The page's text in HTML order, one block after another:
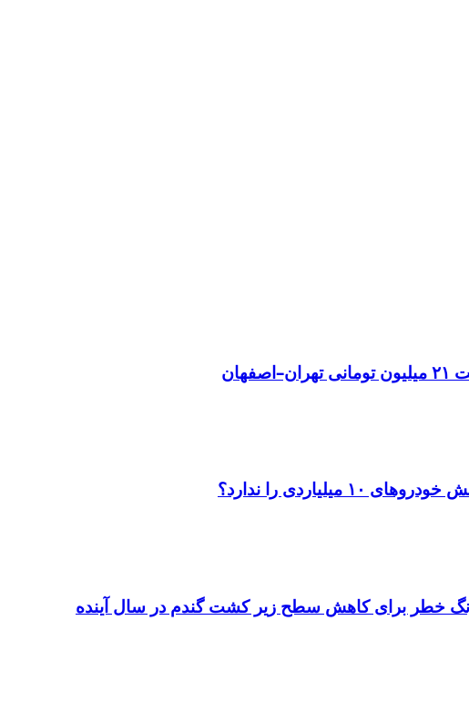
را ندارد؟
خطر برای کاهش سطح زیر کشت گندم در سال آینده